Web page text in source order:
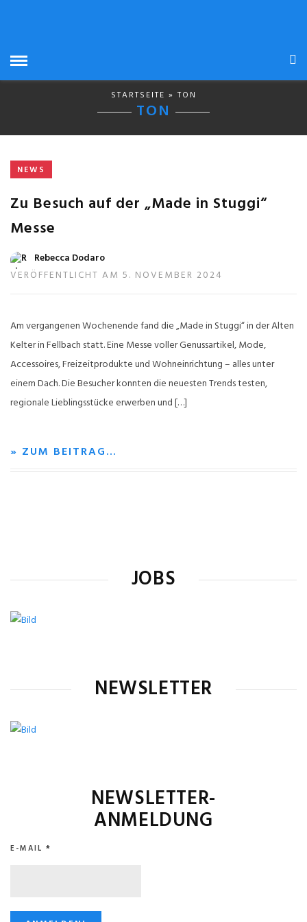
STARTSEITE » TON
TON
NEWS
Zu Besuch auf der „Made in Stuggi“
Messe
Rebecca Dodaro
VERÖFFENTLICHT AM 5. NOVEMBER 2024
Am vergangenen Wochenende fand die „Made in Stuggi“ in der Alten
Kelter in Fellbach statt. Eine Messe voller Genussartikel, Mode,
Accessoires, Freizeitprodukte und Wohneinrichtung – alles unter
einem Dach. Die Besucher konnten die neuesten Trends testen,
regionale Lieblingsstücke erwerben und […]
» ZUM BEITRAG…
JOBS
NEWSLETTER
NEWSLETTER-
ANMELDUNG
E-MAIL *